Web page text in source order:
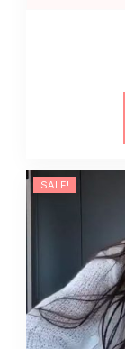
SALE!